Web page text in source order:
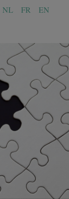
NL FR EN